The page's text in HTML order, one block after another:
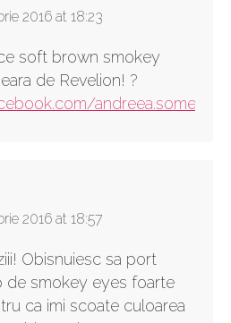
2016 at 18:23
soft brown smokey
de Revelion! ?
2016 at 18:57
Obisnuiesc sa port
de smokey eyes foarte
ca imi scoate culoarea